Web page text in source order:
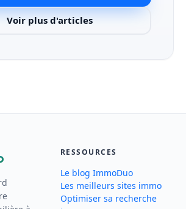
Voir plus d'articles
RESSOURCES
Le blog ImmoDuo
Les meilleurs sites immo
Optimiser sa recherche